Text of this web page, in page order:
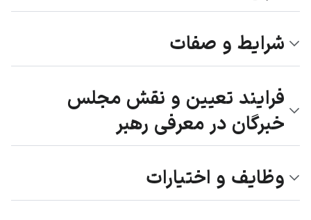
شرایط و صفات
فرایند تعیین و نقش مجلس
خبرگان در معرفی رهبر
وظایف و اختیارات